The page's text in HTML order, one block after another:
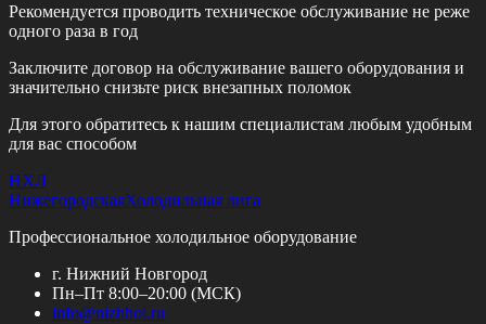
Рекомендуется проводить техническое обслуживание не реже
одного раза в год
Заключите договор на обслуживание вашего оборудования и
значительно снизьте риск внезапных поломок
Для этого обратитесь к нашим специалистам любым удобным
для вас способом
НХЛ
НижегородскаяХолодильная лига
Профессиональное холодильное оборудование
г. Нижний Новгород
Пн–Пт 8:00–20:00 (МСК)
info@nizhhol.ru